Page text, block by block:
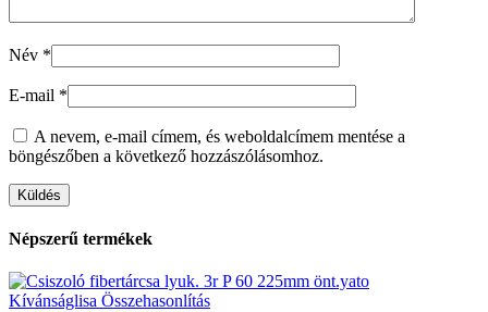
Név *
E-mail *
A nevem, e-mail címem, és weboldalcímem mentése a
böngészőben a következő hozzászólásomhoz.
Népszerű termékek
Kívánságlisa Összehasonlítás